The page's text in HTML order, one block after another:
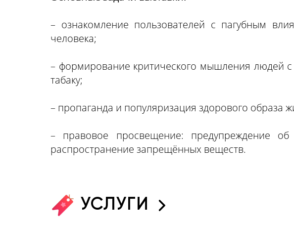
– ознакомление пользователей с пагубным
человека;
– формирование критического мышления людей
табаку;
– пропаганда и популяризация здорового образа
– правовое просвещение: предупреждение
распространение запрещённых веществ.
УСЛУГИ